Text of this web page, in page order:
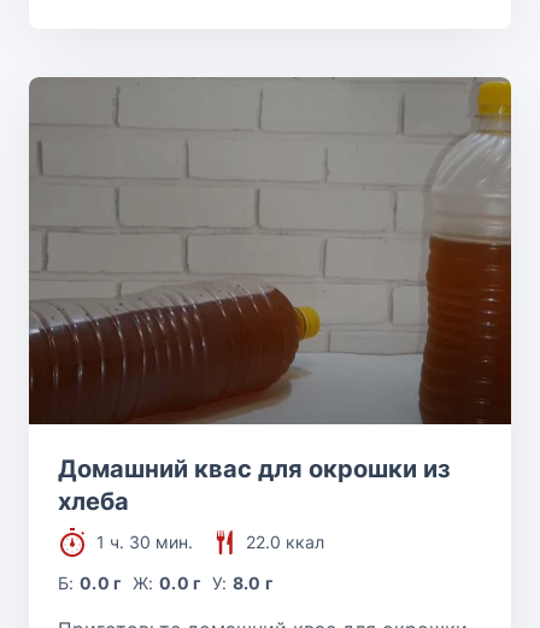
Домашний квас для окрошки из
хлеба
1 ч. 30 мин.
22.0 ккал
Б:0.0 г Ж: 0.0 г У: 8.0 г